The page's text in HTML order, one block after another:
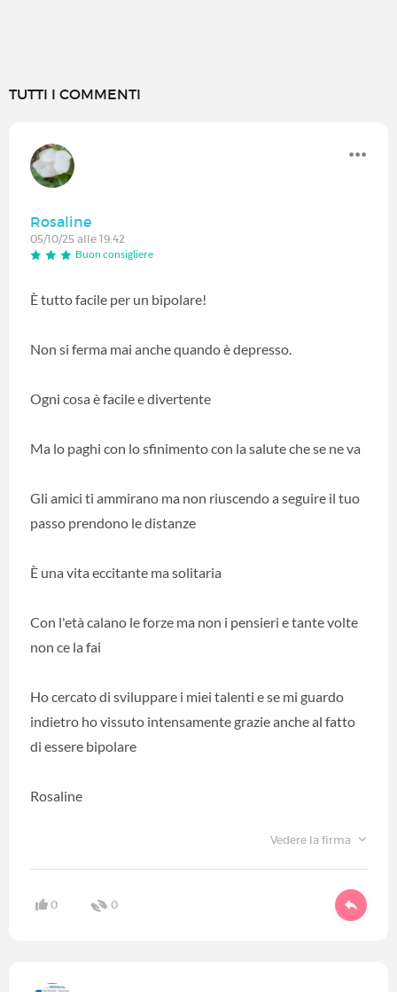
TUTTI I COMMENTI
Rosaline
05/10/25 alle 19:42
Buon consigliere
È tutto facile per un bipolare!
Non si ferma mai anche quando è depresso.
Ogni cosa è facile e divertente
Ma lo paghi con lo sfinimento con la salute che se ne va
Gli amici ti ammirano ma non riuscendo a seguire il tuo
passo prendono le distanze
È una vita eccitante ma solitaria
Con l'età calano le forze ma non i pensieri e tante volte
non ce la fai
Ho cercato di sviluppare i miei talenti e se mi guardo
indietro ho vissuto intensamente grazie anche al fatto
di essere bipolare
Rosaline
Vedere la firma
0 0